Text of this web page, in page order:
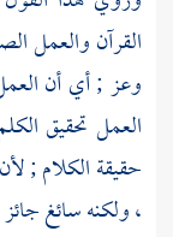
القرآن والعمل
وعز ; أي أن
العمل تحقيق
حقيقة الكلام ;
، ولكنه سائغ